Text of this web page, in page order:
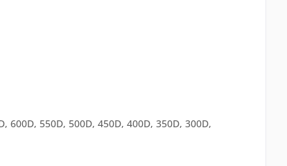
600D, 550D, 500D, 450D, 400D, 350D, 300D,